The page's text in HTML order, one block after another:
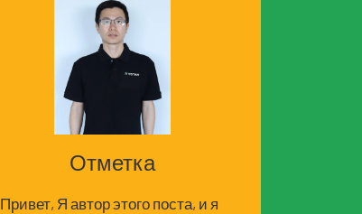
Отметка
Привет, Я автор этого поста, и я